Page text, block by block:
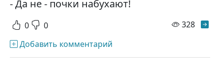
- Да не - почки набухают!
0 0 328
Добавить комментарий